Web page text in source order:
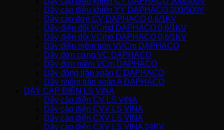
Dây cáp điều khiển YY DAPHACO 300/500V
Dây cáp đơn CV DAPHACO 0,6/1KV
Dây điện đôi VCmd DAPHACO 0,6/1KV
Dây điện đôi VCmo DAPHACO 0,6/1KV
Dây điện mềm tròn VVCm DAPHACO
Dây đơn cứng VC DAPHACO
Dây đơn mềm VCm DAPHACO
Dây đồng trần xoắn C DAPHACO
Dây nhôm trần xoắn A DAPHACO
DÂY CÁP ĐIỆN LS VINA
Dây cáp điện CV LS VINA
Dây cáp điện CVV LS VINA
Dây cáp điện CXV LS VINA
Dây cáp điện CXV LS VINA 24KV